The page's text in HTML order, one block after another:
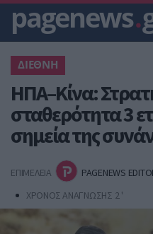
pagenews.
ΔΙΕΘΝΗ
ΗΠΑ–Κίνα:
σταθερότητα 3
σημεία της
ΕΠΙΜΕΛΕΙΑ PAGENEWS
ΧΡΟΝΟΣ ΑΝΑΓΝΩΣΗΣ 2 '